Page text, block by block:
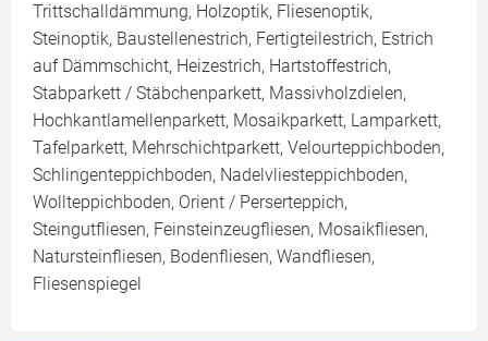
Trittschalldämmung, Holzoptik, Fliesenoptik,
Steinoptik, Baustellenestrich, Fertigteilestrich, Estrich
auf Dämmschicht, Heizestrich, Hartstoffestrich,
Stabparkett / Stäbchenparkett, Massivholzdielen,
Hochkantlamellenparkett, Mosaikparkett, Lamparkett,
Tafelparkett, Mehrschichtparkett, Velourteppichboden,
Schlingenteppichboden, Nadelvliesteppichboden,
Wollteppichboden, Orient / Perserteppich,
Steingutfliesen, Feinsteinzeugfliesen, Mosaikfliesen,
Natursteinfliesen, Bodenfliesen, Wandfliesen,
Fliesenspiegel